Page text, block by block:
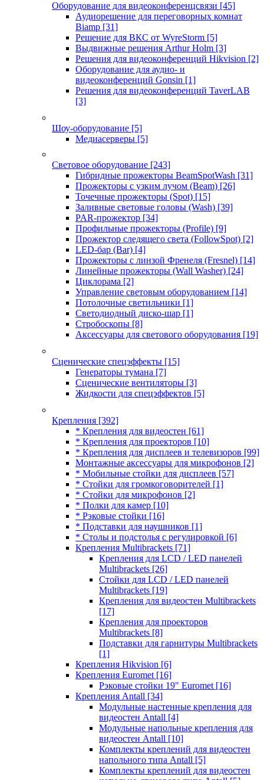
Оборудование для видеоконференцсвязи [45]
Аудиорешение для переговорных комнат
Biamp [31]
Решение для ВКС от WyreStorm [5]
Выдвижные решения Arthur Holm [3]
Решения для видеоконференций Hikvision [2]
Оборудование для аудио- и
видеоконференций Gonsin [1]
Решения для видеоконференций TaverLAB
[3]
Шоу-оборудование [5]
Медиасерверы [5]
Световое оборудование [243]
Гибридные прожекторы BeamSpotWash [31]
Прожекторы с узким лучом (Beam) [26]
Точечные прожекторы (Spot) [15]
Заливные световые головы (Wash) [39]
PAR-прожектор [34]
Профильные прожекторы (Profile) [9]
Прожектор следящего света (FollowSpot) [2]
LED-бар (Bar) [4]
Прожекторы с линзой Френеля (Fresnel) [14]
Линейные прожекторы (Wall Washer) [24]
Циклорама [2]
Управление световым оборудованием [14]
Потолочные светильники [1]
Светодиодный диско-шар [1]
Стробоскопы [8]
Аксессуары для светового оборудования [19]
Сценические спецэффекты [15]
Генераторы тумана [7]
Сценические вентиляторы [3]
Жидкости для спецэффектов [5]
Крепления [392]
* Крепления для видеостен [61]
* Крепления для проекторов [10]
* Крепления для дисплеев и телевизоров [99]
Монтажные аксессуары для микрофонов [2]
* Мобильные стойки для дисплеев [57]
* Стойки для громкоговорителей [1]
* Стойки для микрофонов [2]
* Полки для камер [10]
* Рэковые стойки [16]
* Подставки для наушников [1]
* Столы и подстолья с регулировкой [6]
Крепления Multibrackets [71]
Крепления для LCD / LED панелей
Multibrackets [26]
Стойки для LCD / LED панелей
Multibrackets [19]
Крепления для видеостен Multibrackets
[17]
Крепления для проекторов
Multibrackets [8]
Подставки для гарнитуры Multibrackets
[1]
Крепления Hikvision [6]
Крепления Euromet [16]
Рэковые стойки 19" Euromet [16]
Крепления Antall [34]
Модульные настенные крепления для
видеостен Antall [4]
Модульные напольные крепления для
видеостен Antall [10]
Комплекты креплений для видеостен
напольного типа Antall [5]
Комплекты креплений для видеостен